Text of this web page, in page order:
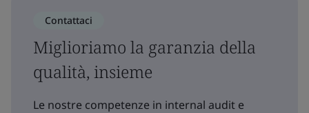
Contattaci
Miglioriamo la garanzia della
qualità, insieme
Le nostre competenze in internal audit e